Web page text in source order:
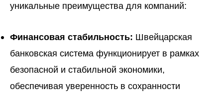
уникальные преимущества для компаний:
Финансовая стабильность: Швейцарская
банковская система функционирует в рамках
безопасной и стабильной экономики,
обеспечивая уверенность в сохранности